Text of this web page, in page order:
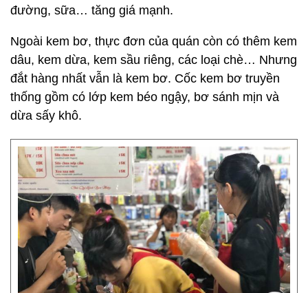
đường, sữa… tăng giá mạnh.
Ngoài kem bơ, thực đơn của quán còn có thêm kem
dâu, kem dừa, kem sầu riêng, các loại chè… Nhưng
đắt hàng nhất vẫn là kem bơ. Cốc kem bơ truyền
thống gồm có lớp kem béo ngậy, bơ sánh mịn và
dừa sấy khô.